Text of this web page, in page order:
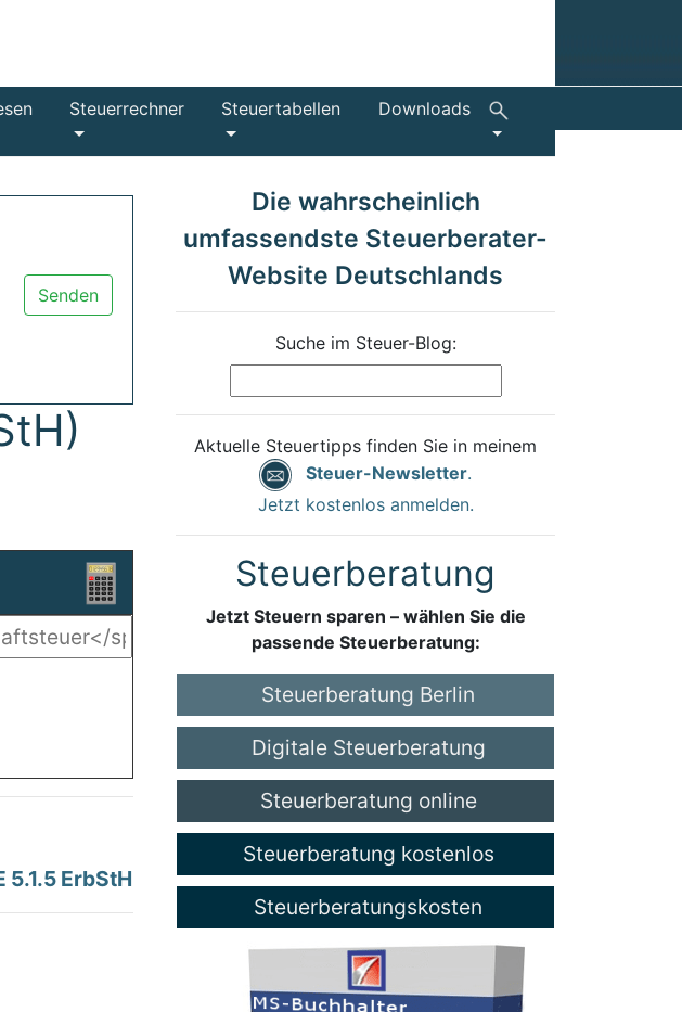
Steuerrechner Steuertabellen Downloads
Senden
5.1.5 ErbStH
Die wahrscheinlich
umfassendste Steuerberater-
Website Deutschlands
Suche im Steuer-Blog:
Aktuelle Steuertipps finden Sie in meinem
Steuer-Newsletter.
Jetzt kostenlos anmelden.
Steuerberatung
Jetzt Steuern sparen – wählen Sie die
passende Steuerberatung:
Steuerberatung Berlin
Digitale Steuerberatung
Steuerberatung online
Steuerberatung kostenlos
Steuerberatungskosten